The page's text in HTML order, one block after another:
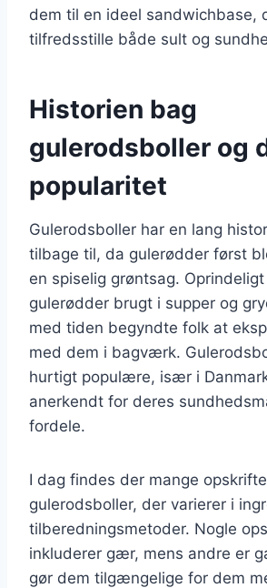
dem til en ideel sandwichbase,
tilfredsstille både sult og
Historien bag
gulerodsboller og
popularitet
Gulerodsboller har en lang
tilbage til, da gulerødder først
en spiselig grøntsag.
gulerødder brugt i supper og
med tiden begyndte folk at
med dem i bagværk.
hurtigt populære, især i
anerkendt for deres
fordele.
I dag findes der mange
gulerodsboller, der varierer i
tilberedningsmetoder. Nogle
inkluderer gær, mens andre er
gør dem tilgængelige for dem